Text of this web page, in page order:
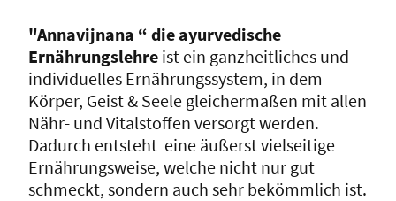
"Annavijnana “ die ayurvedische
Ernährungslehre ist ein ganzheitliches und
individuelles Ernährungssystem, in dem
Körper, Geist & Seele gleichermaßen mit allen
Nähr- und Vitalstoffen versorgt werden.
Dadurch entsteht eine äußerst vielseitige
Ernährungsweise, welche nicht nur gut
schmeckt, sondern auch sehr bekömmlich ist.